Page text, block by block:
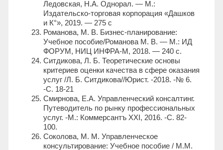
Ледовская, Н.А. Однорал. — М.:
Издательско-торговая корпорация «Дашков
и К°», 2019. — 275 с
Романова, М. В. Бизнес-планирование:
Учебное пособие/Романова М. В. — М.: ИД
ФОРУМ, НИЦ ИНФРА-М, 2018. — 240 с.
Ситдикова, Л. Б. Теоретические основы
критериев оценки качества в сфере оказания
услуг /Л. Б. Ситдикова//Юрист. -2018. -№ 6.
-С. 18-21
Смирнова, Е.А. Управленческий консалтинг.
Путеводитель по рынку профессиональных
услуг. -М.: Коммерсантъ ХХI, 2016. -С. 82-
100.
Соколова, М. М. Управленческое
консультирование: Учебное пособие / М.М.